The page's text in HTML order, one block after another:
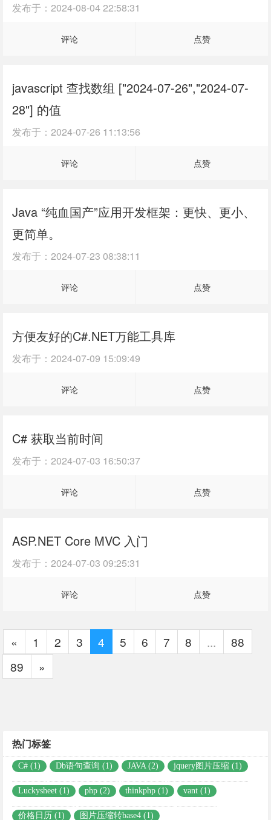
发布于： 2024-08-04 22:58:31
评论 点赞
javascript 查找数组 ["2024-07-26","2024-07-
28"] 的值
发布于： 2024-07-26 11:13:56
评论 点赞
Java “纯血国产”应用开发框架：更快、更小、
更简单。
发布于： 2024-07-23 08:38:11
评论 点赞
方便友好的C#.NET万能工具库
发布于： 2024-07-09 15:09:49
评论 点赞
C# 获取当前时间
发布于： 2024-07-03 16:50:37
评论 点赞
ASP.NET Core MVC 入门
发布于： 2024-07-03 09:25:31
评论 点赞
« 1 2 3 4 5 6 7 8 ...
88
89
»
热门标签
C# (1) Db语句查询 (1) JAVA (2) jquery图片压缩 (1)
Luckysheet (1) php (2) thinkphp (1) vant (1)
价格日历 (1) 图片压缩转base4 (1)